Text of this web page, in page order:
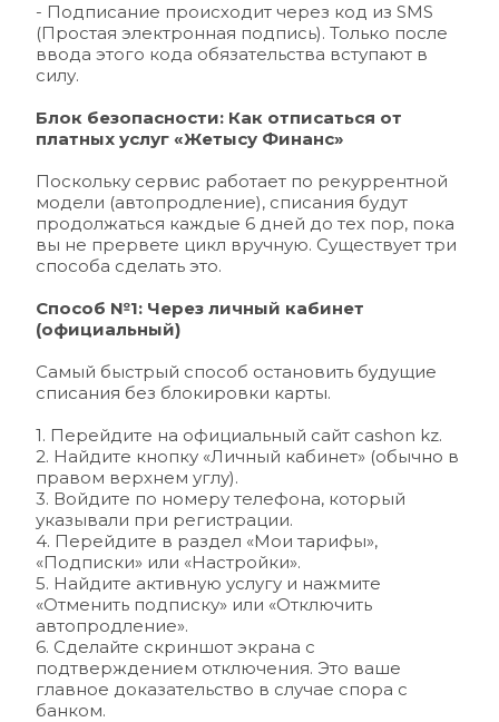
- Подписание происходит через код из SMS
(Простая электронная подпись). Только после
ввода этого кода обязательства вступают в
силу.
Блок безопасности: Как отписаться от
платных услуг «Жетысу Финанс»
Поскольку сервис работает по рекуррентной
модели (автопродление), списания будут
продолжаться каждые 6 дней до тех пор, пока
вы не прервете цикл вручную. Существует три
способа сделать это.
Способ №1: Через личный кабинет
(официальный)
Самый быстрый способ остановить будущие
списания без блокировки карты.
1. Перейдите на официальный сайт cashon kz.
2. Найдите кнопку «Личный кабинет» (обычно в
правом верхнем углу).
3. Войдите по номеру телефона, который
указывали при регистрации.
4. Перейдите в раздел «Мои тарифы»,
«Подписки» или «Настройки».
5. Найдите активную услугу и нажмите
«Отменить подписку» или «Отключить
автопродление».
6. Сделайте скриншот экрана с
подтверждением отключения. Это ваше
главное доказательство в случае спора с
банком.